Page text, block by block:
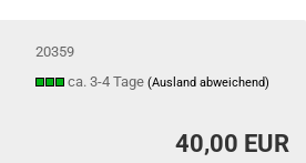
20359
ca. 3-4 Tage(Ausland abweichend)
40,00 EUR